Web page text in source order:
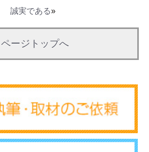
誠実である»
ページトップへ